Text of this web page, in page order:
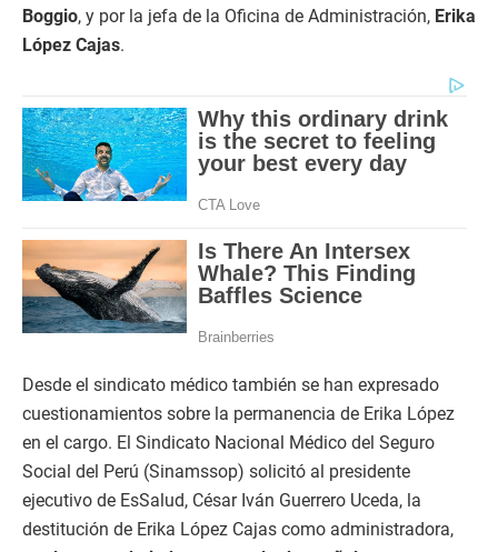
Boggio, y por la jefa de la Oficina de Administración, Erika
López Cajas.
Desde el sindicato médico también se han expresado
cuestionamientos sobre la permanencia de Erika López
en el cargo. El Sindicato Nacional Médico del Seguro
Social del Perú (Sinamssop) solicitó al presidente
ejecutivo de EsSalud, César Iván Guerrero Uceda, la
destitución de Erika López Cajas como administradora,